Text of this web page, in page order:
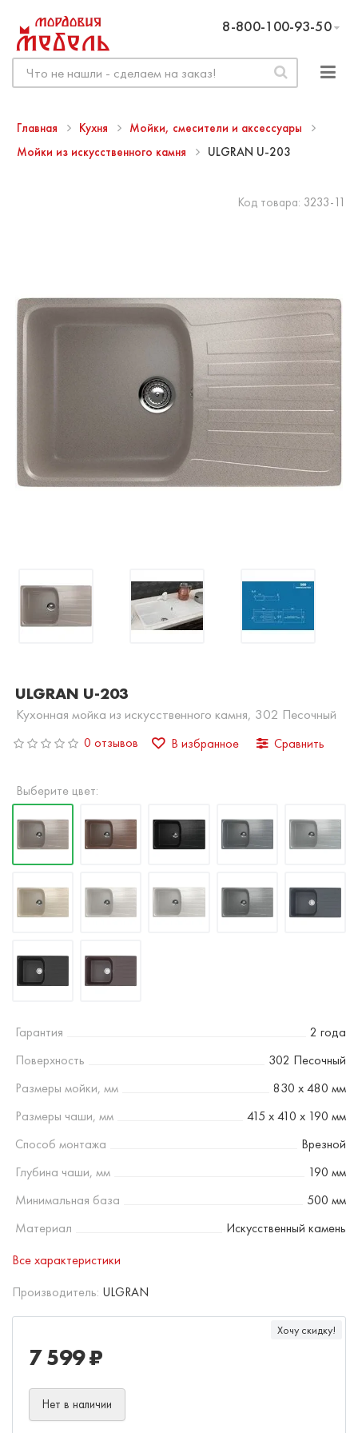
8-800-100-93-50
Главная Кухня
Мойки, смесители и аксессуары
Мойки из искусственного камня
ULGRAN U-203
Код товара: 3233-11
ULGRAN U-203
Кухонная мойка из искусственного камня, 302 Песочный
0 отзывов В избранное Сравнить
Выберите цвет:
Гарантия
2 года
Поверхность
302 Песочный
Размеры мойки, мм
830 х 480 мм
Размеры чаши, мм
415 х 410 х 190 мм
Способ монтажа
Врезной
Глубина чаши, мм
190 мм
Минимальная база
500 мм
Материал
Искусственный камень
Все характеристики
Производитель: ULGRAN
Хочу скидку!
7 599 ₽
Нет в наличии